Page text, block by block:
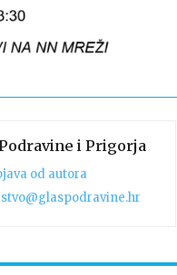
i Prigorja
od autora